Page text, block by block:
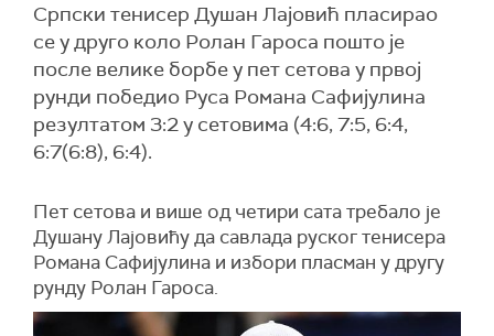
Српски тенисер Душан Лајовић пласирао
се у друго коло Ролан Гароса пошто је
после велике борбе у пет сетова у првој
рунди победио Руса Романа Сафијулина
резултатом 3:2 у сетовима (4:6, 7:5, 6:4,
6:7(6:8), 6:4).
Пет сетова и више од четири сата требало је
Душану Лајовићу да савлада руског тенисера
Романа Сафијулина и избори пласман у другу
рунду Ролан Гароса.